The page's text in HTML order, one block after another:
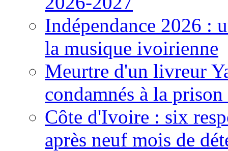
Indépendance 2026 :
la musique ivoirienne
Meurtre d'un livreur
condamnés à la
Côte d'Ivoire : six
après neuf mois de